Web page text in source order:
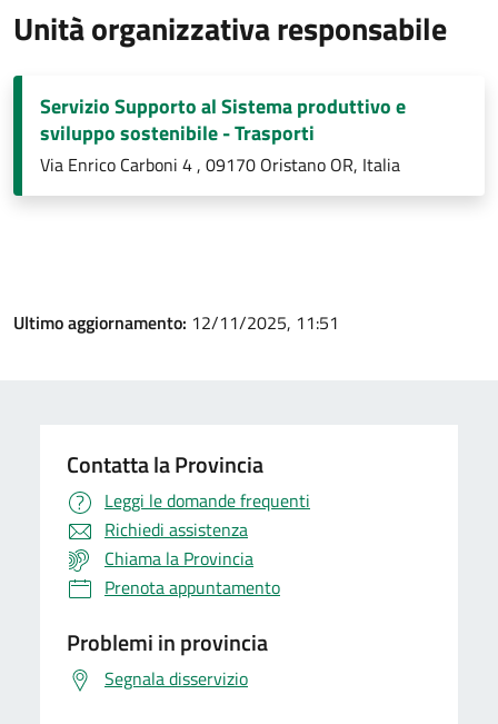
Unità organizzativa responsabile
Servizio Supporto al Sistema produttivo e
sviluppo sostenibile - Trasporti
Via Enrico Carboni 4 , 09170 Oristano OR, Italia
Ultimo aggiornamento: 12/11/2025, 11:51
Contatta la Provincia
Leggi le domande frequenti
Richiedi assistenza
Chiama la Provincia
Prenota appuntamento
Problemi in provincia
Segnala disservizio